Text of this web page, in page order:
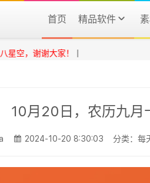
首页 精品软件
谢大家！|
10月20日，农历九月
2024-10-20 8:30:03 分类：每